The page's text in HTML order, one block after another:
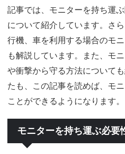
記事では、モニターを持ち運
について紹介しています。さ
行機、車を利用する場合のモ
も解説しています。また、モ
や衝撃から守る方法について
たも、この記事を読めば、モ
ことができるようになります。
モニターを持ち運ぶ必要